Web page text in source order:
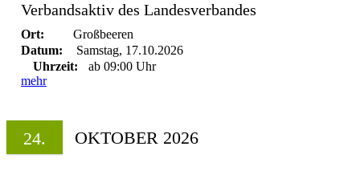
Verbandsaktiv des Landesverbandes
Ort:
Großbeeren
Datum:
Samstag, 17.10.2026
Uhrzeit:
ab 09:00 Uhr
mehr
24. OKTOBER 2026